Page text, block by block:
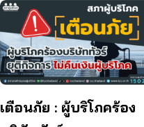
เตือนภัย : ผู้บริโภคร้อง